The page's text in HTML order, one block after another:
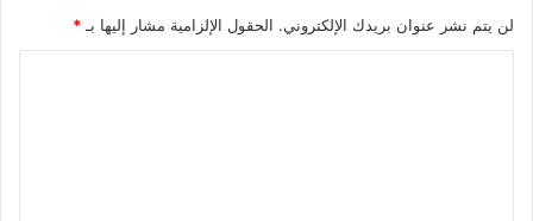
لن يتم نشر عنوان بريدك الإلكتروني. الحقول الإلزامية مشار إليها بـ*